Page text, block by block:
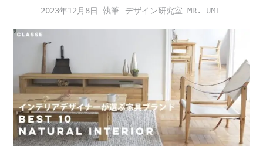
2023年12月8日 デザイン研究室 MR. UMI